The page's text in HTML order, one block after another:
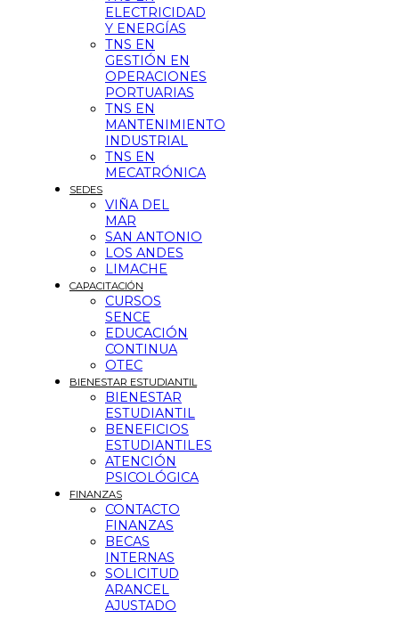
ELECTRICIDAD
Y ENERGÍAS
TNS EN
GESTIÓN EN
OPERACIONES
PORTUARIAS
TNS EN
MANTENIMIENTO
INDUSTRIAL
TNS EN
MECATRÓNICA
SEDES
VIÑA DEL
MAR
SAN ANTONIO
LOS ANDES
LIMACHE
CAPACITACIÓN
CURSOS
SENCE
EDUCACIÓN
CONTINUA
OTEC
BIENESTAR ESTUDIANTIL
BIENESTAR
ESTUDIANTIL
BENEFICIOS
ESTUDIANTILES
ATENCIÓN
PSICOLÓGICA
FINANZAS
CONTACTO
FINANZAS
BECAS
INTERNAS
SOLICITUD
ARANCEL
AJUSTADO